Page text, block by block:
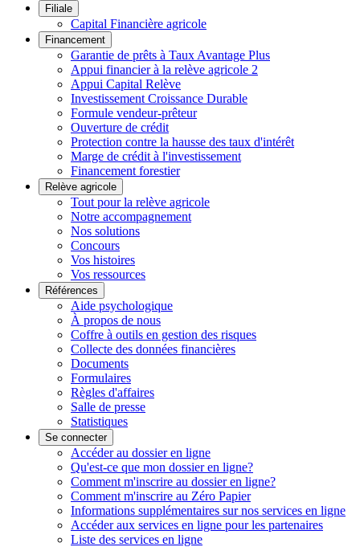
Filiale
Capital Financière agricole
Financement
Garantie de prêts à Taux Avantage Plus
Appui financier à la relève agricole 2
Appui Capital Relève
Investissement Croissance Durable
Formule vendeur-prêteur
Ouverture de crédit
Protection contre la hausse des taux d'intérêt
Marge de crédit à l'investissement
Financement forestier
Relève agricole
Tout pour la relève agricole
Notre accompagnement
Nos solutions
Concours
Vos histoires
Vos ressources
Références
Aide psychologique
À propos de nous
Coffre à outils en gestion des risques
Collecte des données financières
Documents
Formulaires
Règles d'affaires
Salle de presse
Statistiques
Se connecter
Accéder au dossier en ligne
Qu'est-ce que mon dossier en ligne?
Comment m'inscrire au dossier en ligne?
Comment m'inscrire au Zéro Papier
Informations supplémentaires sur nos services en ligne
Accéder aux services en ligne pour les partenaires
Liste des services en ligne